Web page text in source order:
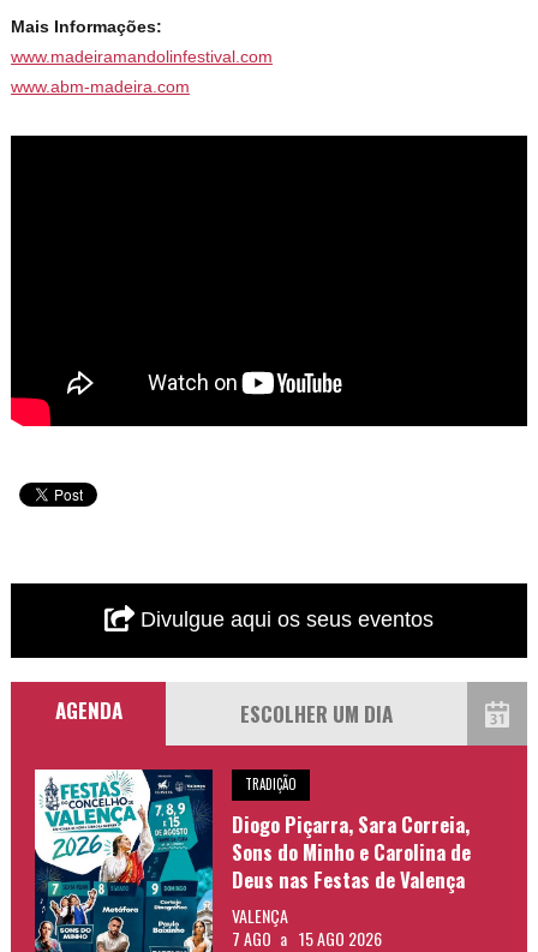
Mais Informações:
www.madeiramandolinfestival.com
www.abm-madeira.com
Divulgue aqui os seus eventos
AGENDA
TRADIÇÃO
Diogo Piçarra, Sara Correia,
Sons do Minho e Carolina de
Deus nas Festas de Valença
VALENÇA
7 AGO a 15 AGO 2026